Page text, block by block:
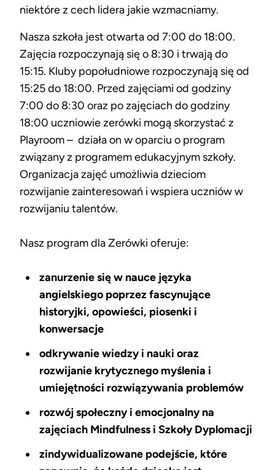
niektóre z cech lidera jakie wzmacniamy.
Nasza szkoła jest otwarta od 7:00 do 18:00.
Zajęcia rozpoczynają się o 8:30 i trwają do
15:15. Kluby popołudniowe rozpoczynają się od
15:25 do 18:00. Przed zajęciami od godziny
7:00 do 8:30 oraz po zajęciach do godziny
18:00 uczniowie zerówki mogą skorzystać z
Playroom – działa on w oparciu o program
związany z programem edukacyjnym szkoły.
Organizacja zajęć umożliwia dzieciom
rozwijanie zainteresowań i wspiera uczniów w
rozwijaniu talentów.
Nasz program dla Zerówki oferuje:
zanurzenie się w nauce języka
angielskiego poprzez fascynujące
historyjki, opowieści, piosenki i
konwersacje
odkrywanie wiedzy i nauki oraz
rozwijanie krytycznego myślenia i
umiejętności rozwiązywania problemów
rozwój społeczny i emocjonalny na
zajęciach Mindfulness i Szkoły Dyplomacji
zindywidualizowane podejście, które